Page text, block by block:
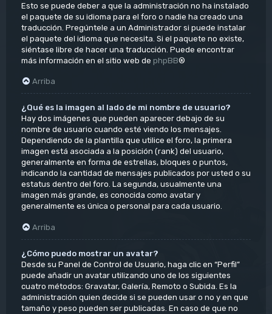
Esto se puede deber a que la administración no ha instalado
el paquete de su idioma para el foro o nadie ha creado una
traducción. Pregúntele a un Administrador si puede instalar
el paquete del idioma que necesita. Si el paquete no existe,
siéntase libre de hacer una traducción. Puede encontrar
más información en el sitio web de phpBB®
Arriba
¿Qué es la imagen al lado de mi nombre de usuario?
Hay dos imágenes que pueden aparecer debajo de su
nombre de usuario cuando esté viendo los mensajes.
Dependiendo de la plantilla que utilice el foro, la primera
imagen está asociada a la posición (rank) del usuario,
generalmente en forma de estrellas, bloques o puntos,
indicando la cantidad de mensajes publicados por usted o su
estatus dentro del foro. La segunda, usualmente una
imagen más grande, es conocida como avatar y
generalmente es única o personal para cada usuario.
Arriba
¿Cómo puedo mostrar un avatar?
Desde su Panel de Control de Usuario, haga clic en “Perfil”
puede añadir un avatar utilizando uno de los siguientes
cuatro métodos: Gravatar, Galería, Remoto o Subida. Es la
administración quien decide si se pueden usar o no y en que
tamaño y peso pueden ser publicadas. En caso de que no